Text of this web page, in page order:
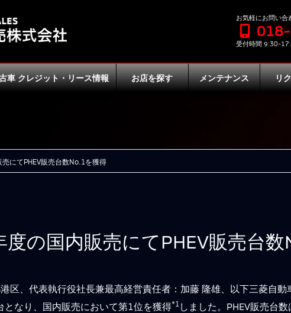
お気軽にお問い合
受付時間 9:30-
車 クレジット・リース情報 お店を探す メンテナンス リ
にてPHEV販売台数No.1を獲得
の国内販売にてPHEV販売台
区、代表執行役社長兼最高経営責任者：加藤 隆雄、以下三菱自
なり、国内販売において第1位を獲得*1 しました。PHEV販売台